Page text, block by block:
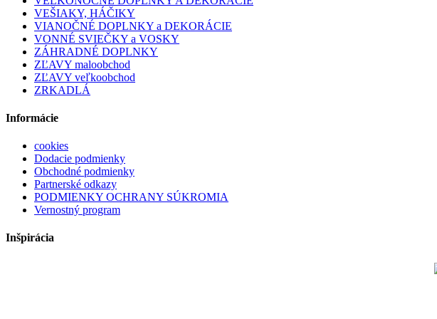
VEŠIAKY, HÁČIKY
VIANOČNÉ DOPLNKY a DEKORÁCIE
VONNÉ SVIEČKY a VOSKY
ZÁHRADNÉ DOPLNKY
ZĽAVY maloobchod
ZĽAVY veľkoobchod
ZRKADLÁ
Informácie
cookies
Dodacie podmienky
Obchodné podmienky
Partnerské odkazy
PODMIENKY OCHRANY SÚKROMIA
Vernostný program
Inšpirácia